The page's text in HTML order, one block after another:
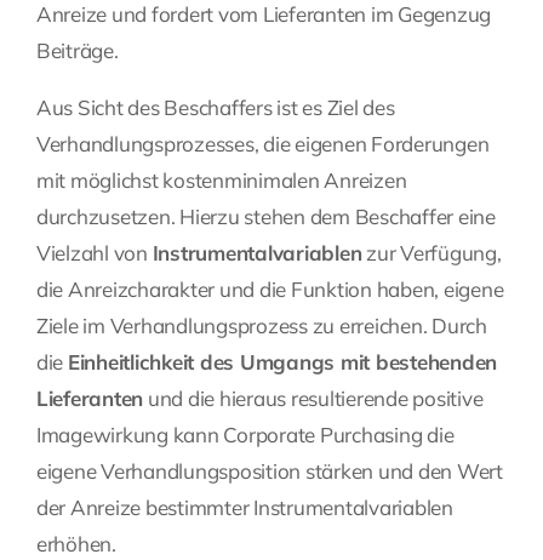
Anreize und fordert vom Lieferanten im Gegenzug
Beiträge.
Aus Sicht des Beschaffers ist es Ziel des
Verhandlungsprozesses, die eigenen Forderungen
mit möglichst kostenminimalen Anreizen
durchzusetzen. Hierzu stehen dem Beschaffer eine
Vielzahl von Instrumentalvariablen zur Verfügung,
die Anreizcharakter und die Funktion haben, eigene
Ziele im Verhandlungsprozess zu erreichen. Durch
die Einheitlichkeit des Umgangs mit bestehenden
Lieferanten und die hieraus resultierende positive
Imagewirkung kann Corporate Purchasing die
eigene Verhandlungsposition stärken und den Wert
der Anreize bestimmter Instrumentalvariablen
erhöhen.